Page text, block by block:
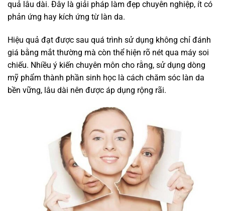
quả lâu dài. Đây là giải pháp làm đẹp chuyên nghiệp, ít có
phản ứng hay kích ứng từ làn da.
Hiệu quả đạt được sau quá trình sử dụng không chỉ đánh
giá bằng mắt thường mà còn thể hiện rõ nét qua máy soi
chiếu. Nhiều ý kiến chuyên môn cho rằng, sử dụng dòng
mỹ phẩm thành phần sinh học là cách chăm sóc làn da
bền vững, lâu dài nên được áp dụng rộng rãi.